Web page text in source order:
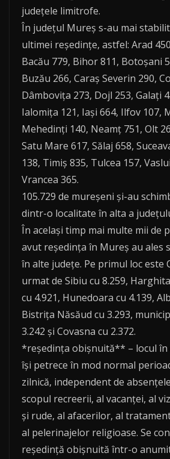
județele limitrofe.
În județul Mureș s-au mai
ultimei reședințe, astfel: Arad
Bacău 779, Bihor 811, Botoșani
Buzău 266, Caraș Severin 290,
Dâmbovița 273, Dojl 253, Galați
Ialomița 121, Iași 664, Ilfov 107,
Mehedinți 140, Neamț 751, Olt
Satu Mare 617, Sălaj 658,
138, Timiș 835, Tulcea 157,
Vrancea 365.
105.729 de mureșeni și-au
dintr-o localitate în alta a
În același timp mai multe mii de
avut reședința în Mureș au ales
în alte județe. Pe primul loc este
urmat de Sibiu cu 8.259,
cu 4.921, Hunedoara cu 4.139,
Bistrița Năsăud cu 3.293,
3.242 și Covasna cu 2.372.
*reşedinţa obişnuită** – locul în
își petrece în mod normal
zilnică, independent de
scopul recreerii, al vacanței, al
și rude, al afacerilor, al
al pelerinajelor religioase. Se
reședință obișnuită într-o